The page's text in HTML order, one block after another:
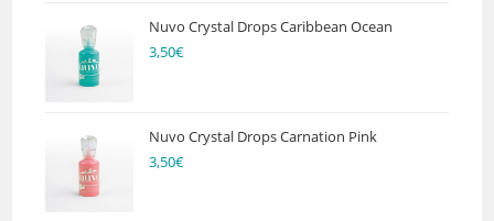
Nuvo Crystal Drops Caribbean Ocean
3,50€
Nuvo Crystal Drops Carnation Pink
3,50€